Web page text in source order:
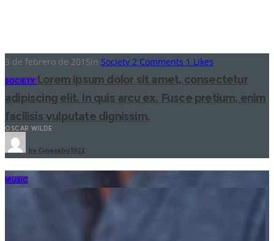
3 de febrero de 2015in Society 2 Comments 1 Likes
SOCIETY Lorem ipsum dolor sit amet, consectetur
adipiscing elit. In quis arcu ex. Fusce pretium, enim
facilisis vulputate dignissim.
OSCAR WILDE
byCuyasabo1922
MUSIC